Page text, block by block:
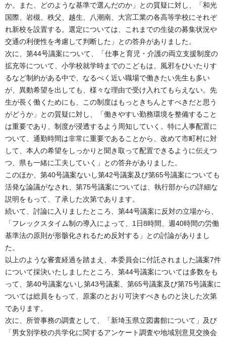
か。また、どのような基準で選んだのか」との質疑に対し、「和光
国際、岩槻、秩父、越生、八潮南、大宮工業の各高等学校にそれぞ
れ新校を設置する。選定については、これまでの生徒の募集状況や
交通の利便性を考慮して判断した」との答弁がありました。
次に、第44号議案について、「仕事と育児・介護の両立支援制度の
拡充等について、小学校就学時までのこどもは、風邪をひいたりす
るなど制約がある中で、なるべく近い職場で働きたい先生も多い
が、異動希望を出しても、様々な理由で受け入れてもらえない。先
生が長く働くためにも、この制度はもっときちんとすべきだと思う
がどうか」との質疑に対し、「働きやすい勤務環境を整備すること
は重要であり、制度が浸透するよう周知していく。特に人事配置に
ついて、通勤時間は非常に重要であることから、改めて市町村に対
して、本人の希望をしっかりと聞き取って配置できるように伝えつ
つ、県も一緒に工夫していく」との答弁がありました。
このほか、第40号議案ないし第42号議案及び第65号議案についても
活発な論議がなされ、第75号議案については、執行部からの詳細な
説明をもって、了承した次第であります。
続いて、討論に入りましたところ、第44号議案に反対の立場から、
「フレックスタイム制の導入によって、1日8時間、週40時間の労働
基準法の原則が形骸化されるため反対する」との討論がありまし
た。
以上のような審査経過を踏まえ、本委員会に付託されました議案7件
について採決いたしましたところ、第44号議案については多数をも
って、第40号議案ないし第43号議案、第65号議案及び第75号議案に
ついては総員をもって、原案のとおり可決すべきものと決した次第
であります。
次に、所管事務の調査として、「新埼玉県立図書館について」及び
「男女別学校の共学化に関するアンケート調査や地域別意見交換会